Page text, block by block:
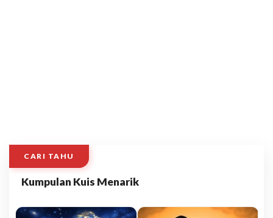
CARI TAHU
Kumpulan Kuis Menarik